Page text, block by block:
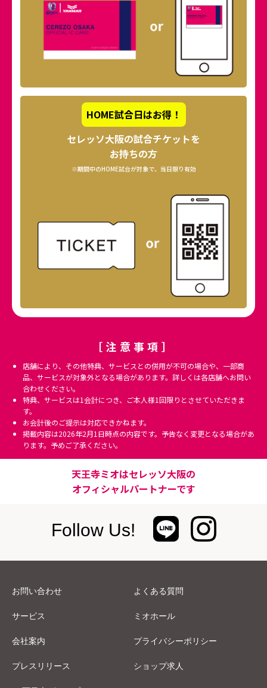
HOME試合日はお得！
セレッソ大阪の試合チケットを
お持ちの方
※期間中のHOME試合が対象で、当日限り有効
［注意事項］
店舗により、その他特典、サービスとの併用が不可の場合や、一部商
品、サービスが対象外となる場合があります。詳しくは各店舗へお問い
合わせください。
特典、サービスは1会計につき、ご本人様1回限りとさせていただきま
す。
お会計後のご提示は対応できかねます。
掲載内容は2026年2月1日時点の内容です。予告なく変更となる場合があ
ります。予めご了承ください。
天王寺ミオはセレッソ大阪の
オフィシャルパートナーです
Follow Us!
お問い合わせ よくある質問
サービス ミオホール
会社案内 プライバシーポリシー
プレスリリース ショップ求人